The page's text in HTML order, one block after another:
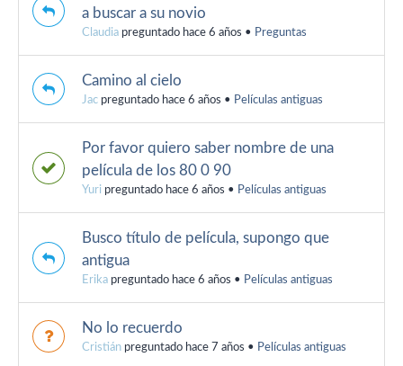
a buscar a su novio
Claudia preguntado hace 6 años • Preguntas
Camino al cielo
Jac preguntado hace 6 años • Películas antiguas
Por favor quiero saber nombre de una
película de los 80 0 90
Yuri preguntado hace 6 años • Películas antiguas
Busco título de película, supongo que
antigua
Erika preguntado hace 6 años • Películas antiguas
No lo recuerdo
Cristián preguntado hace 7 años • Películas antiguas